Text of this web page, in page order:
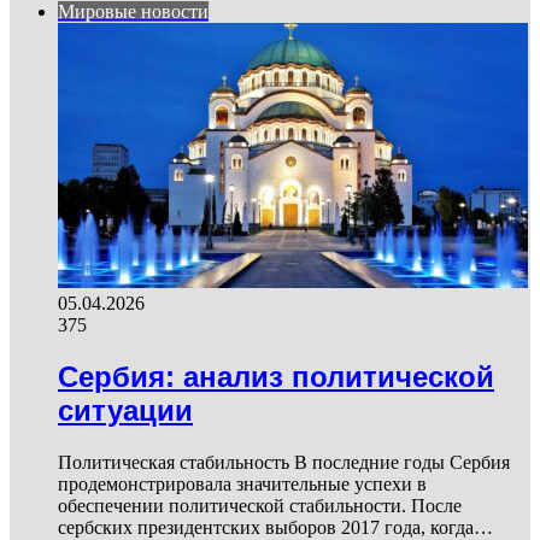
Мировые новости
05.04.2026
375
Сербия: анализ политической
ситуации
Политическая стабильность В последние годы Сербия
продемонстрировала значительные успехи в
обеспечении политической стабильности. После
сербских президентских выборов 2017 года, когда…